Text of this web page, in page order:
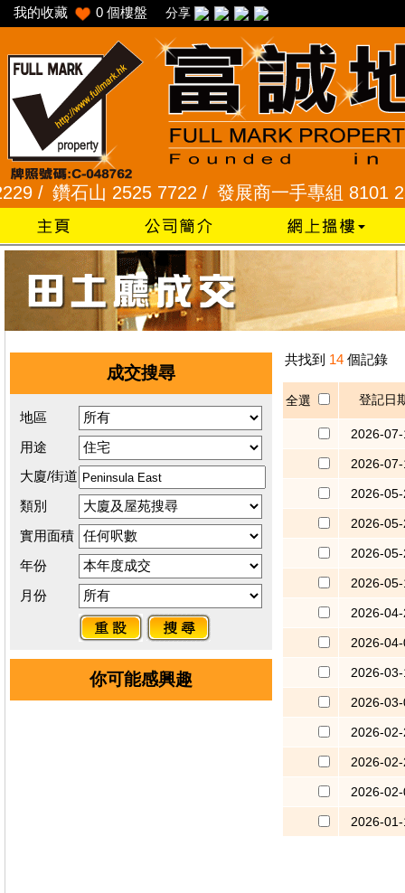
我的收藏 0 個樓盤 分享
/鑽石山 2525 7722 /發展商一手專組 8101
成交搜尋
地區
用途
大廈/街道
類別
實用面積
年份
月份
你可能感興趣
共找到 14 個記錄
全選 登記日
2026-
2026-
2026-
2026-
2026-
2026-
2026-
2026-
2026-
2026-
2026-
2026-
2026-
2026-